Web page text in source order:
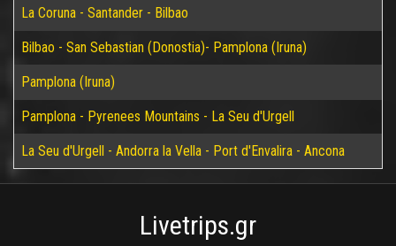
La Coruna - Santander - Bilbao
Bilbao - San Sebastian (Donostia)- Pamplona (Iruna)
Pamplona (Iruna)
Pamplona - Pyrenees Mountains - La Seu d'Urgell
La Seu d'Urgell - Andorra la Vella - Port d'Envalira - Ancona
Livetrips.gr